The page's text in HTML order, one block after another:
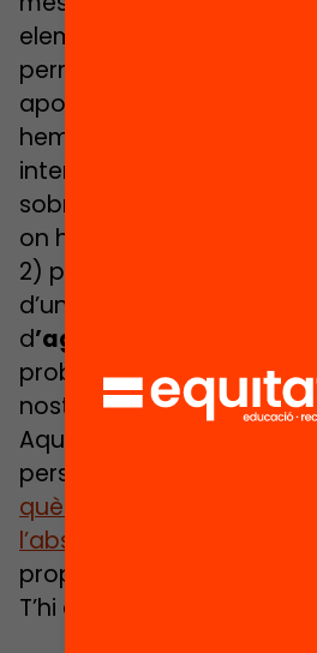
elements de coneixement
permetin alimentar el
apostes fer en la lluita
hem de fer el següent
interrogar a la
sobre l’impacte
on han estat avaluades
2) posar aquestes
d’un debat franc i obert
d’agents implicats
en
problema i en les seves
nostra.
Aquestes dues finalitats
persegueix l’acte de debat
què funciona en la lluita
l’absentisme escolar
properament.
T’hi esperem!